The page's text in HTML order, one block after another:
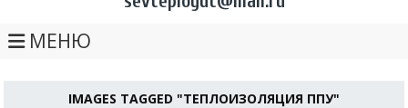
МЕНЮ
IMAGES TAGGED "ТЕПЛОИЗОЛЯЦИЯ ППУ"